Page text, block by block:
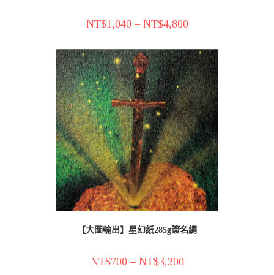
NT$1,040– NT$4,800
【大圖輸出】星幻紙285g簽名綢
NT$700– NT$3,200